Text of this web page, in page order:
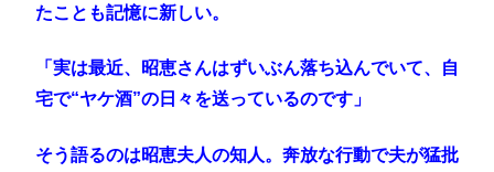
たことも記憶に新しい。
「実は最近、昭恵さんはずいぶん落ち込んでいて、自
宅で“ヤケ酒”の日々を送っているのです」
そう語るのは昭恵夫人の知人。奔放な行動で夫が猛批